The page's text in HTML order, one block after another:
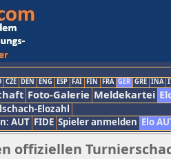
CZE DEN ENG ESP FAI FIN FRA GER GRE INA
Foto-Galerie Meldekartei
Elozahl
AUT FIDE Spieler anmelden Elo
offiziellen